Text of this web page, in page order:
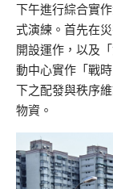
下午進行綜合實
式演練。首先在
開設運作，以及
動中心實作「戰
下之配發與秩序
物資。